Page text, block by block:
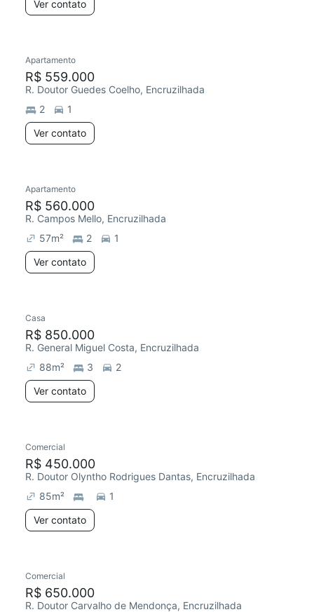
Ver contato
Apartamento
R$ 559.000
R. Doutor Guedes Coelho, Encruzilhada
2
1
Ver contato
Apartamento
R$ 560.000
R. Campos Mello, Encruzilhada
57m² 2
1
Ver contato
Casa
R$ 850.000
R. General Miguel Costa, Encruzilhada
88m² 3
2
Ver contato
Comercial
R$ 450.000
R. Doutor Olyntho Rodrigues Dantas, Encruzilhada
85m²
1
Ver contato
Comercial
R$ 650.000
R. Doutor Carvalho de Mendonça, Encruzilhada